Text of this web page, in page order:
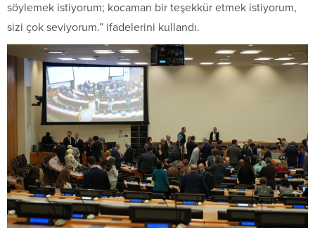
söylemek istiyorum; kocaman bir teşekkür etmek istiyorum,
sizi çok seviyorum.” ifadelerini kullandı.